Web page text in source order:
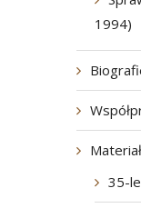
1994)
35-